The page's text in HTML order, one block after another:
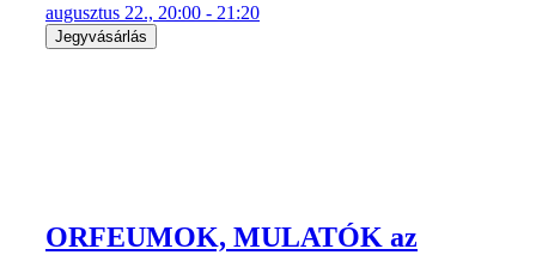
augusztus 22., 20:00 - 21:20
Jegyvásárlás
ORFEUMOK, MULATÓK az